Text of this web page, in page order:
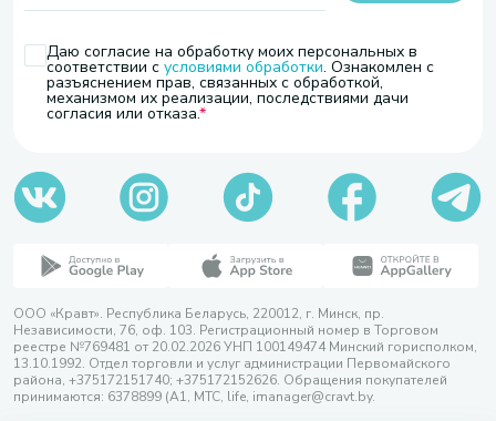
Даю согласие на обработку моих персональных в
соответствии с условиями обработки. Ознакомлен с
разъяснением прав, связанных с обработкой,
механизмом их реализации, последствиями дачи
согласия или отказа.
ООО «Кравт». Республика Беларусь, 220012, г. Минск, пр.
Независимости, 76, оф. 103. Регистрационный номер в Торговом
реестре №769481 от 20.02.2026 УНП 100149474 Минский горисполком,
13.10.1992. Отдел торговли и услуг администрации Первомайского
района, +375172151740; +375172152626. Обращения покупателей
принимаются: 6378899 (А1, МТС, life, imanager@cravt.by.